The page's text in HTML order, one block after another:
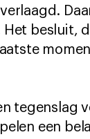
besluit,
een